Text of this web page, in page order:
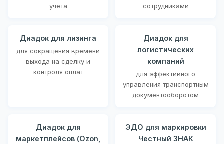
учета
сотрудниками
Диадок для лизинга
для сокращения времени
выхода на сделку и
контроля оплат
Диадок для
логистических
компаний
для эффективного
управления транспортным
документооборотом
Диадок для
маркетплейсов (Ozon,
ЭДО для маркировки
Честный ЗНАК